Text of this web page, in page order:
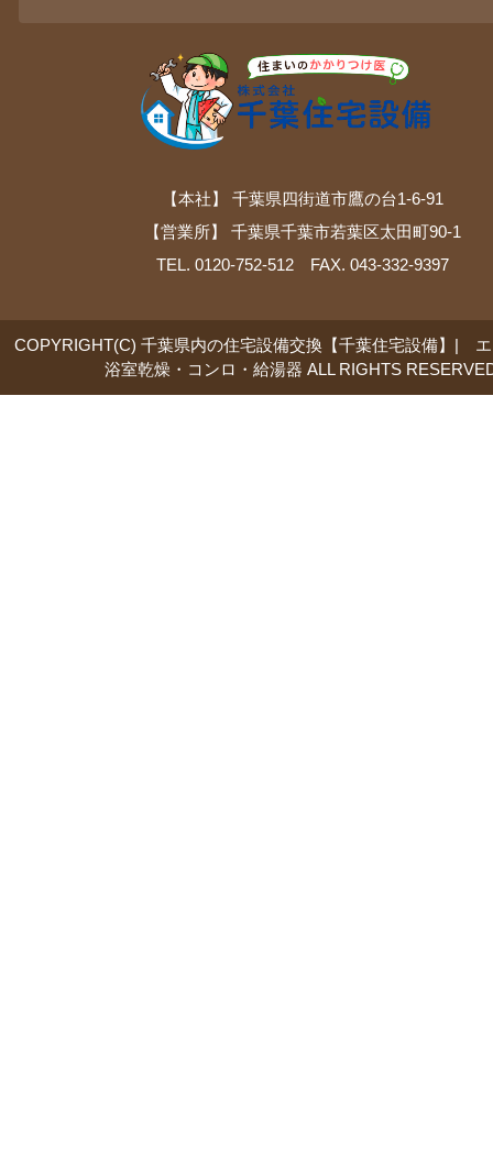
【本社】 千葉県四街道市鷹の台1-6-91
【営業所】 千葉県千葉市若葉区太田町90-1
TEL. 0120-752-512 FAX. 043-332-9397
COPYRIGHT(C) 千葉県内の住宅設備交換【千葉住宅設備】|
浴室乾燥・コンロ・給湯器 ALL RIGHTS